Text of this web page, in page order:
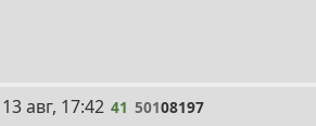
41
13 авг, 17:42 41 50108197